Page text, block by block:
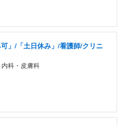
」/「土日休み」/看護師/クリニ
科・皮膚科